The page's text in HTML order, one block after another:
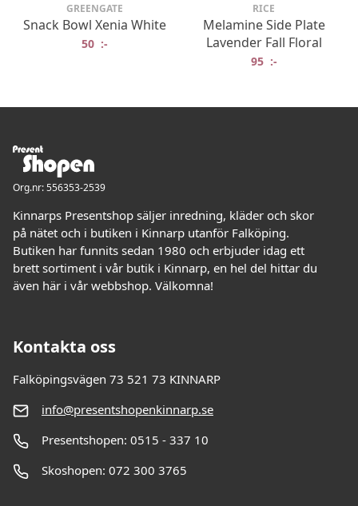
GREENGATE
Snack Bowl Xenia White
50 :-
RICE
Melamine Side Plate
Lavender Fall Floral
95 :-
Org.nr: 556353-2539
Kinnarps Presentshop säljer inredning, kläder och skor
på nätet och i butiken i Kinnarp utanför Falköping.
Butiken har funnits sedan 1980 och erbjuder idag ett
brett sortiment i vår butik i Kinnarp, en hel del hittar du
även här i vår webbshop. Välkomna!
Kontakta oss
Falköpingsvägen 73 521 73 KINNARP
info@presentshopenkinnarp.se
Presentshopen: 0515 - 337 10
Skoshopen: 072 300 3765